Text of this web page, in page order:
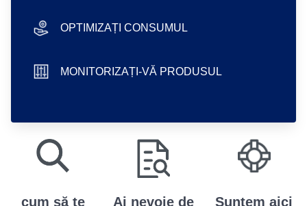
OPTIMIZAȚI CONSUMUL
MONITORIZAȚI-VĂ PRODUSUL
cum să te
Ai nevoie de
Suntem aici